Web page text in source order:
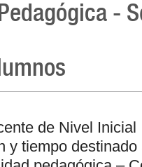
-
de Nivel Inicial
y tiempo